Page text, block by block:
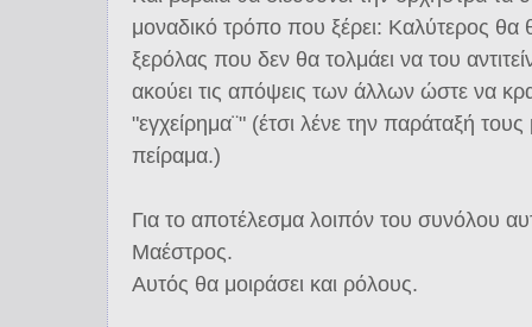
μοναδικό τρόπο που ξέρει: Καλύτερος θα
ξερόλας που δεν θα τολμάει να του
ακούει τις απόψεις των άλλων ώστε να
"εγχείρημα¨" (έτσι λένε την παράταξή
πείραμα.)
Για το αποτέλεσμα λοιπόν του συνόλου
Μαέστρος.
Αυτός θα μοιράσει και ρόλους.